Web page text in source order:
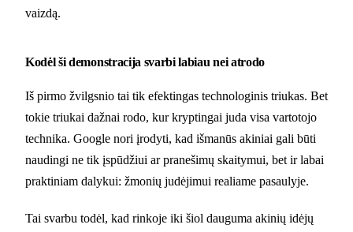
vaizdą.
Kodėl ši demonstracija svarbi labiau nei atrodo
Iš pirmo žvilgsnio tai tik efektingas technologinis triukas. Bet
tokie triukai dažnai rodo, kur kryptingai juda visa vartotojo
technika. Google nori įrodyti, kad išmanūs akiniai gali būti
naudingi ne tik įspūdžiui ar pranešimų skaitymui, bet ir labai
praktiniam dalykui: žmonių judėjimui realiame pasaulyje.
Tai svarbu todėl, kad rinkoje iki šiol dauguma akinių idėjų